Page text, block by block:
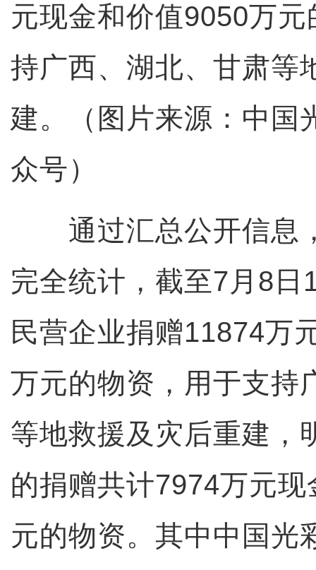
元现金和价值9050万
持广西、湖北、甘肃等
建。（图片来源：中国
众号）
通过汇总公开信息
完全统计，截至7月8日
民营企业捐赠11874万
万元的物资，用于支持
等地救援及灾后重建，
的捐赠共计7974万元
元的物资。其中中国光